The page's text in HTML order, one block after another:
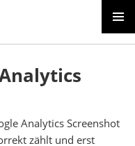
zählt und erst